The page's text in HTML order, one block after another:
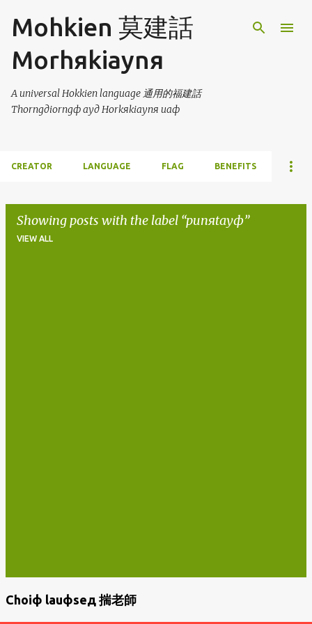
Skip to main content
Mohkien 莫建話
Morhяkiaynя
A universal Hokkien language 通用的福建話
Thorngдiorngф ayд Horkяkiaynя uaф
CREATOR LANGUAGE FLAG BENEFITS
Showing posts with the label punяtayф
VIEW ALL
Choiф lauфseд 揣老師